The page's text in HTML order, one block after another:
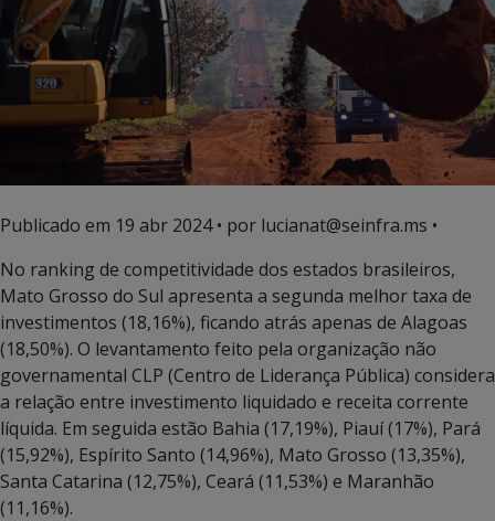
Publicado em 19 abr 2024• por lucianat@seinfra.ms •
No ranking de competitividade dos estados brasileiros,
Mato Grosso do Sul apresenta a segunda melhor taxa de
investimentos (18,16%), ficando atrás apenas de Alagoas
(18,50%). O levantamento feito pela organização não
governamental CLP (Centro de Liderança Pública) considera
a relação entre investimento liquidado e receita corrente
líquida. Em seguida estão Bahia (17,19%), Piauí (17%), Pará
(15,92%), Espírito Santo (14,96%), Mato Grosso (13,35%),
Santa Catarina (12,75%), Ceará (11,53%) e Maranhão
(11,16%).